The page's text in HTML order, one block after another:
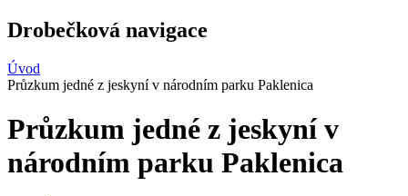
Drobečková navigace
Úvod
Průzkum jedné z jeskyní v národním parku Paklenica
Průzkum jedné z jeskyní v
národním parku Paklenica